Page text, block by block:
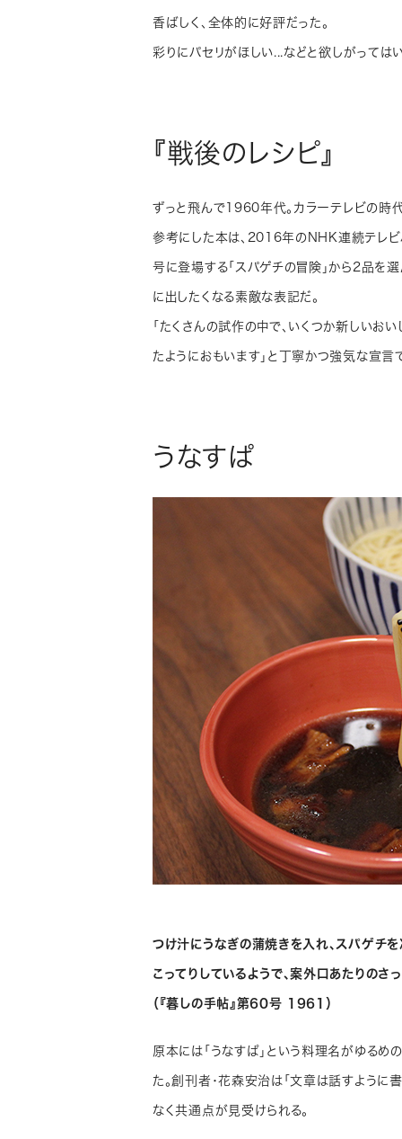
香ばしく、全体的に好評だった。
彩りにパセリがほしい...などと欲しがっては
『戦後のレシピ』
ずっと飛んで1960年代。カラーテレビの時
参考にした本は、2016年のNHK連続テレビ
号に登場する「スパゲチの冒険」から2品を
に出したくなる素敵な表記だ。
「たくさんの試作の中で、いくつか新しいお
たようにおもいます」と丁寧かつ強気な宣言
うなすぱ
つけ汁にうなぎの蒲焼きを入れ、スパゲチ
こってりしているようで、案外口あたりのさ
（『暮しの手帖』第60号 1961）
原本には「うなすぱ」という料理名がゆる
た。創刊者・花森安治は「文章は話すように
なく共通点が見受けられる。